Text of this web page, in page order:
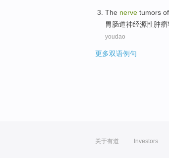
The nerve tumors of
胃肠道神经源性肿瘤
youdao
更多双语例句
关于有道 Investors